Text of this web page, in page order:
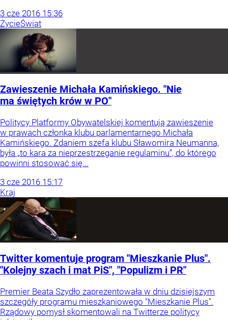
3 cze 2016 15:36
ŻycieŚwiat
Zawieszenie Michała Kamińskiego. "Nie
ma świętych krów w PO"
Politycy Platformy Obywatelskiej komentują zawieszenie
w prawach członka klubu parlamentarnego Michała
Kamińskiego. Zdaniem szefa klubu Sławomira Neumanna,
była „to kara za nieprzestrzeganie regulaminu”, do którego
powinni stosować się...
3 cze 2016 15:17
Kraj
Twitter komentuje program "Mieszkanie Plus".
"Kolejny szach i mat PiS", "Populizm i PR"
Premier Beata Szydło zaprezentowała w dniu dzisiejszym
szczegóły programu mieszkaniowego "Mieszkanie Plus".
Rządowy pomysł skomentowali na Twitterze politycy